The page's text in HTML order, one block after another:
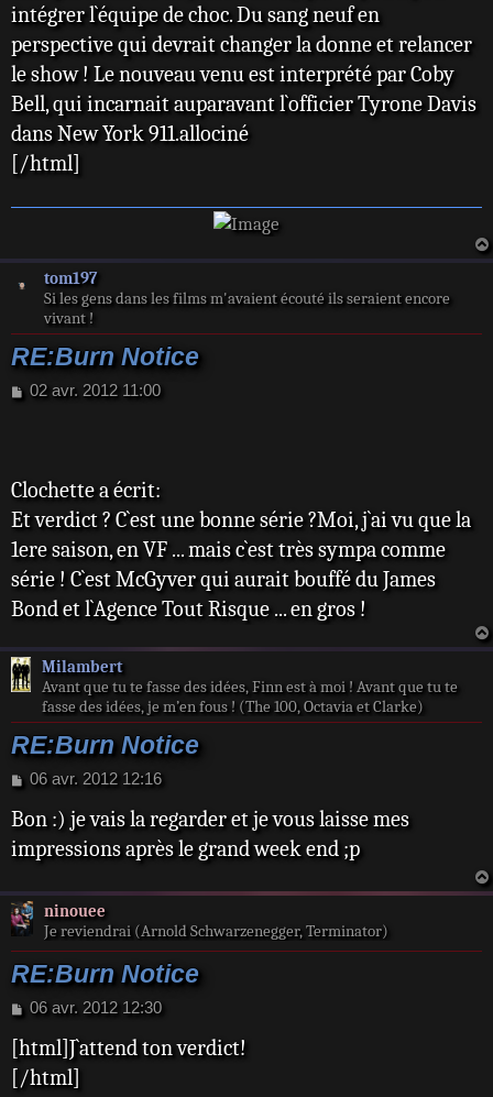
intégrer l`équipe de choc. Du sang neuf en
perspective qui devrait changer la donne et relancer
le show ! Le nouveau venu est interprété par Coby
Bell, qui incarnait auparavant l`officier Tyrone Davis
dans New York 911.allociné
[/html]
tom197
Si les gens dans les films m'avaient écouté ils seraient encore
vivant !
RE:Burn Notice
M
g
02 avr. 2012 11:00
Clochette a écrit:
Et verdict ? C`est une bonne série ?Moi, j`ai vu que la
1ere saison, en VF ... mais c`est très sympa comme
série ! C`est McGyver qui aurait bouffé du James
Bond et l`Agence Tout Risque ... en gros !
Milambert
Avant que tu te fasse des idées, Finn est à moi ! Avant que tu te
fasse des idées, je m’en fous ! (The 100, Octavia et Clarke)
RE:Burn Notice
M
s
a
e
06 avr. 2012 12:16
Bon :) je vais la regarder et je vous laisse mes
impressions après le grand week end ;p
ninouee
Je reviendrai (Arnold Schwarzenegger, Terminator)
RE:Burn Notice
M
s
s
a
06 avr. 2012 12:30
[html]J`attend ton verdict!
[/html]